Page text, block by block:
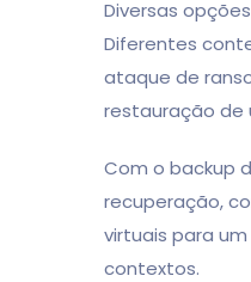
Diversas
Diferentes
ataque de
restauração de
Com o backup
recuperação,
virtuais para
contextos.